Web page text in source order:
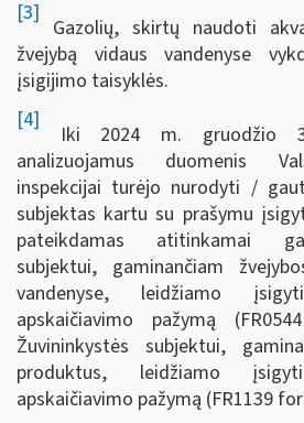
[3]
Gazolių, skirtų naudoti
žvejybą vidaus vandenyse
įsigijimo taisyklės.
[4]
Iki 2024 m. gruodžio
analizuojamus duomenis
inspekcijai turėjo nurodyti /
subjektas kartu su prašymu
pateikdamas atitinkamai
subjektui, gaminančiam
vandenyse, leidžiamo
apskaičiavimo pažymą
Žuvininkystės subjektui,
produktus, leidžiamo
apskaičiavimo pažymą (FR1139